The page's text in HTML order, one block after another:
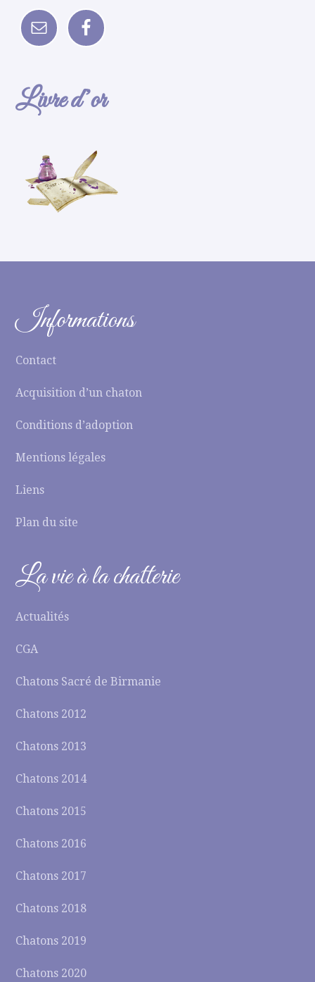
Livre d’or
Informations
Contact
Acquisition d’un chaton
Conditions d’adoption
Mentions légales
Liens
Plan du site
La vie à la chatterie
Actualités
CGA
Chatons Sacré de Birmanie
Chatons 2012
Chatons 2013
Chatons 2014
Chatons 2015
Chatons 2016
Chatons 2017
Chatons 2018
Chatons 2019
Chatons 2020